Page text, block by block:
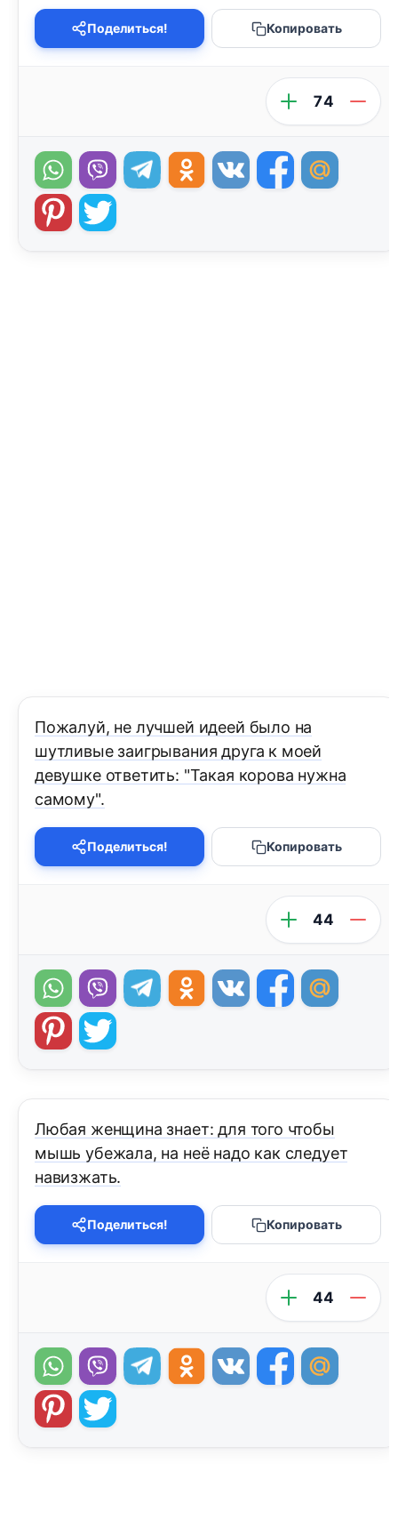
Поделиться! Копировать
74
Пожалуй, не лучшей идеей было на
шутливые заигрывания друга к моей
девушке ответить: "Такая корова нужна
самому".
Поделиться! Копировать
44
Любая женщина знает: для того чтобы
мышь убежала, на неё надо как следует
навизжать.
Поделиться! Копировать
44